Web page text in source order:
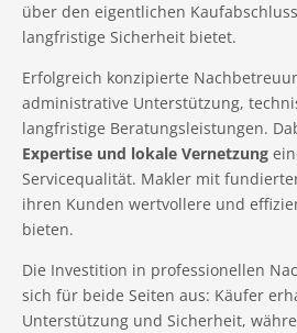
über den eigentlichen
langfristige Sicherheit bietet.
Erfolgreich konzipierte
administrative Unterstützung,
langfristige Beratungsleistungen.
Expertise und lokale Vernetzung
Servicequalität. Makler mit
ihren Kunden wertvollere und
bieten.
Die Investition in professionellen
sich für beide Seiten aus: Käufer
Unterstützung und Sicherheit,